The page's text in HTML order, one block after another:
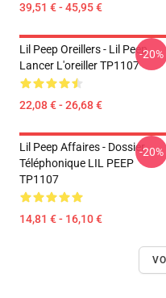
39,51 € - 45,95 €
Lil Peep Oreillers - Lil Peep
Lancer L'oreiller TP1107
22,08 € - 26,68 €
-20%
Lil Peep Affaires - Dossier
Téléphonique LIL PEEP
TP1107
14,81 € - 16,10 €
-20%